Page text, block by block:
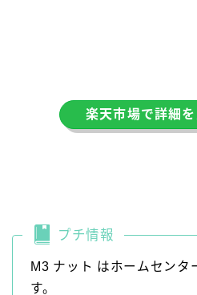
楽天市場で詳細
プチ情報
M3 ナット はホームセンタ
す。